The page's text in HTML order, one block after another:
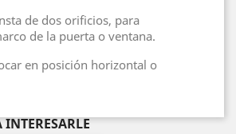
de dos orificios, para
de la puerta o ventana.
en posición horizontal o